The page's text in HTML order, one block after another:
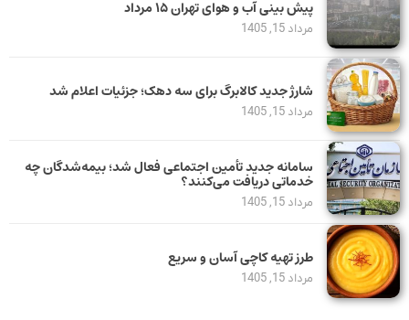
پیش بینی آب و هوای تهران ۱۵ مرداد
مرداد 15, 1405
شارژ جدید کالابرگ برای سه دهک؛ جزئیات اعلام شد
مرداد 15, 1405
سامانه جدید تأمین اجتماعی فعال شد؛ بیمه‌شدگان چه
خدماتی دریافت می‌کنند؟
مرداد 15, 1405
طرز تهیه کاچی آسان و سریع
مرداد 15, 1405